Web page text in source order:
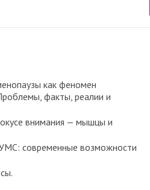
как феномен
факты, реалии и
внимания — мышцы и
современные возможности